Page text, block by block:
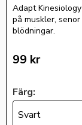
Adapt
på muskler,
blödningar.
99 kr
Färg:
Svart